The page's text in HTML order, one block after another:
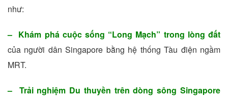
như:
– Khám phá cuộc sống “Long Mạch” trong lòng đất
của người dân Singapore bằng hệ thống Tàu điện ngầm
MRT.
– Trải nghiệm Du thuyền trên dòng sông Singapore